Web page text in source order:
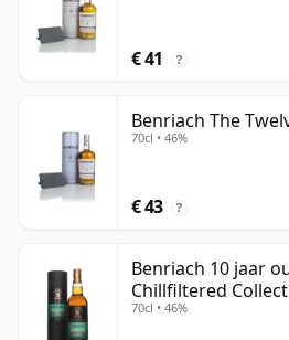
€ 41 ?
Benriach The
70cl • 46%
€ 43 ?
Benriach 10 jaar
Chillfiltered
70cl • 46%